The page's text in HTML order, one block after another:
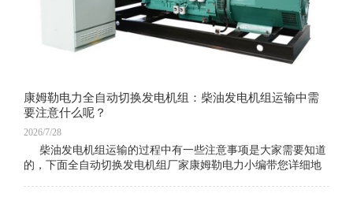
康姆勒电力全自动切换发电机组：柴油发电机组运输中需
要注意什么呢？
2026/7/28
柴油发电机组运输的过程中有一些注意事项是大家需要知道
的，下面全自动切换发电机组厂家康姆勒电力小编带您详细地